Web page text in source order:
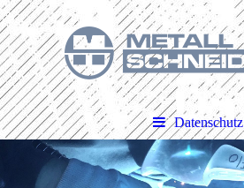
Datenschutz